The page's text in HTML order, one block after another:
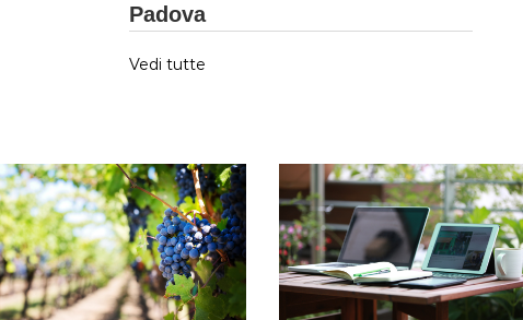
Padova
Vedi tutte